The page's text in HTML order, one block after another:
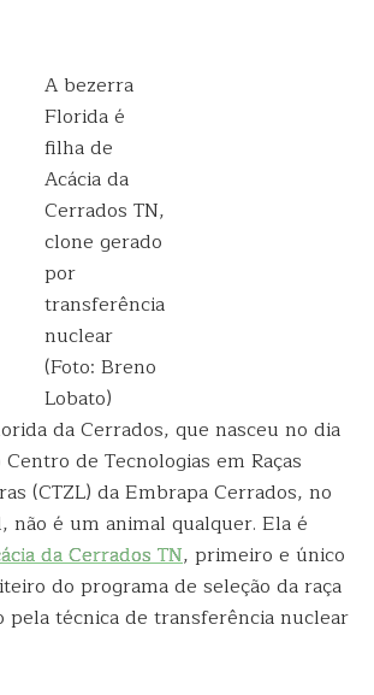
A bezerra
Florida é
filha de
Acácia da
Cerrados TN,
clone gerado
por
transferência
nuclear
(Foto: Breno
Lobato)
da Cerrados, que nasceu no dia
de Tecnologias em Raças
(CTZL) da Embrapa Cerrados, no
não é um animal qualquer. Ela é
da Cerrados TN, primeiro e único
do programa de seleção da raça
pela técnica de transferência nuclear